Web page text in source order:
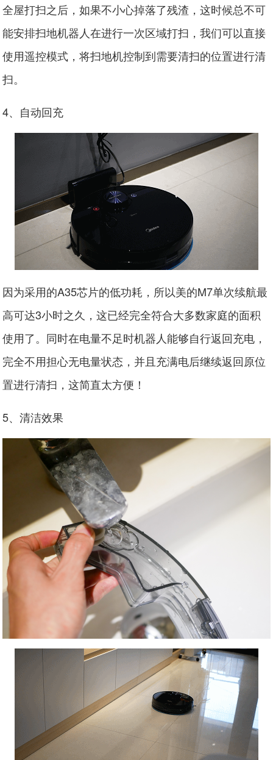
全屋打扫之后，如果不小心掉落了残渣，这时候总不可
能安排扫地机器人在进行一次区域打扫，我们可以直接
使用遥控模式，将扫地机控制到需要清扫的位置进行清
扫。
4、自动回充
因为采用的A35芯片的低功耗，所以美的M7单次续航最
高可达3小时之久，这已经完全符合大多数家庭的面积
使用了。同时在电量不足时机器人能够自行返回充电，
完全不用担心无电量状态，并且充满电后继续返回原位
置进行清扫，这简直太方便！
5、清洁效果